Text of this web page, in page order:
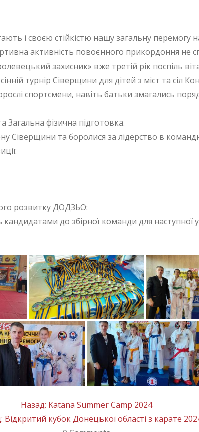
і своєю стійкістю нашу загальну перемогу
активність повоєнного прикордоння не
захисник» вже третій рік поспіль
турнір Сіверщини для дітей з міст та сіл
спортсмени, навіть батьки змагались
Загальна фізична підготовка.
Сіверщини та боролися за лідерство в
розвитку ДОДЗЬО:
до збірної команди для наступної
Назад: Katana Summer Camp 2024
Відкритий кубок Донецької області з карате